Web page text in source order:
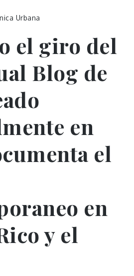
Urbana
el giro del
Blog de
en
el
en
y el